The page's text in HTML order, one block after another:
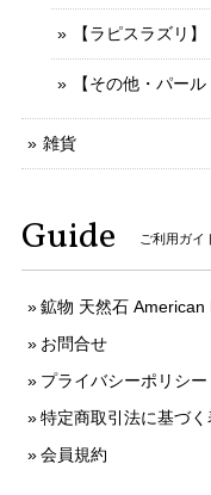
【ラピスラズリ】
【その他・パール
雑貨
Guide ご利用ガイ
鉱物 天然石
お問合せ
プライバシーポリシー
特定商取引法に基づく
会員規約